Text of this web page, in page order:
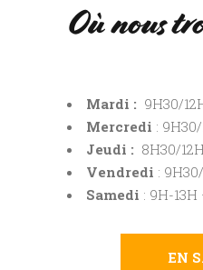
Où nous
Mardi : 9H30/
Mercredi :
Jeudi : 8H30/
Vendredi :
Samedi : 9H-13H
EN